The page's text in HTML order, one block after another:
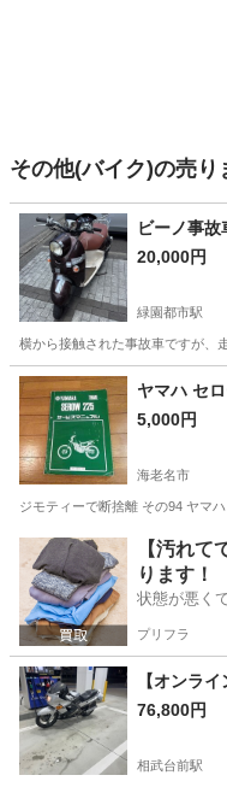
その他(バイク)の売
ビーノ事
20,000円
緑園都市駅
横から接触された事故車ですが、
神奈川 横浜市 緑園都市駅
ヤマハ セ
5,000円
海老名市
ジモティーで断捨離 その94 ヤマ
神奈川 海老名市 ヤマハ
【汚れて
ります！
状態が悪く
プリフラ
【オンラ
76,800円
相武台前駅